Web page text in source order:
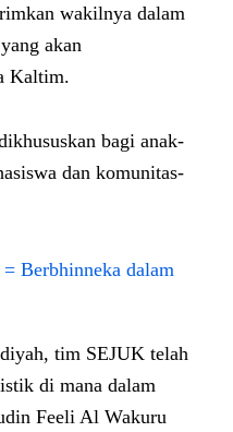
wakilnya dalam
akan
Kaltim.
bagi anak-
dan komunitas-
Berbhinneka dalam
tim SEJUK telah
di mana dalam
Feeli Al Wakuru